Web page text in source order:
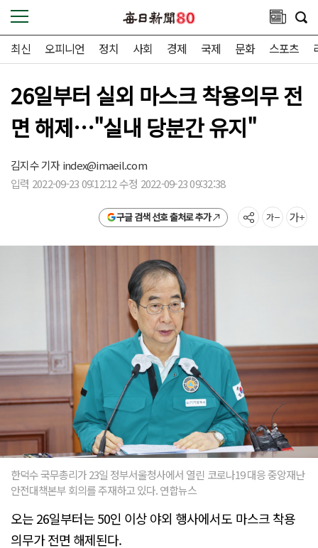
최신 오피니언 정치 사회 경제 국제 문화 스포츠
26일부터 실외 마스크 착용의무 전
면 해제…"실내 당분간 유지"
김지수 기자index@imaeil.com
입력 2022-09-23 09:12:12 수정 2022-09-23 09:32:38
구글 검색 선호 출처로 추가
한덕수 국무총리가 23일 정부서울청사에서 열린 코로나19 대응 중앙재난
안전대책본부 회의를 주재하고 있다. 연합뉴스
오는 26일부터는 50인 이상 야외 행사에서도 마스크 착용
의무가 전면 해제된다.